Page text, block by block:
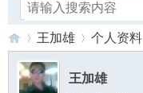
王加雄 个人资料
王加雄